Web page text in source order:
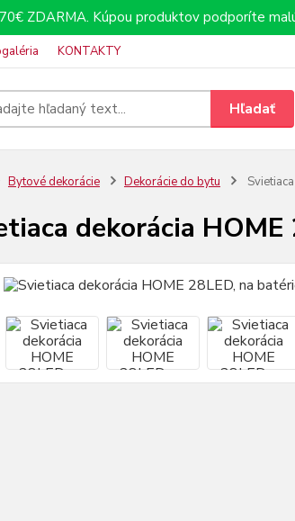
ZDARMA. Kúpou produktov podporíte
KONTAKTY
Hľadať
Bytové dekorácie Dekorácie do bytu
dekorácia